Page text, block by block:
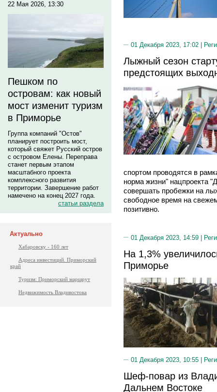
22 Мая 2026, 13:30
Пешком по
островам: как новый
мост изменит туризм
в Приморье
Группа компаний "Остов"
планирует построить мост,
который свяжет Русский остров
с островом Елены. Переправа
станет первым этапом
масштабного проекта
комплексного развития
территории. Завершение работ
намечено на конец 2027 года.
статьи раздела
Актуально
Хабаровску - 160 лет
Адреса инвестиций. Приморский
край
Туризм: Приморский маршрут
Недвижимость Владивостока
01 Декабря 2023, 17:02 |
Лыжный сезон
предстоящих
спортом проводятся в
норма жизни" нацпроекта
совершать пробежки на
свободное время на
позитивно.
01 Декабря 2023, 14:59 |
На 1,3%
Приморье
01 Декабря 2023, 10:55 |
Шеф-повар из
Дальнем Востоке